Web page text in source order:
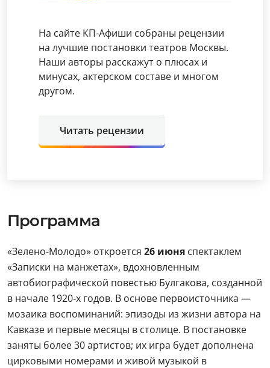
На сайте КП-Афиши собраны рецензии
на лучшие постановки театров Москвы.
Наши авторы расскажут о плюсах и
минусах, актерском составе и многом
другом.
Читать рецензии
Программа
«Зелено-Молодо» откроется 26 июня спектаклем
«Записки на манжетах», вдохновленным
автобиографической повестью Булгакова, созданной
в начале 1920‑х годов. В основе первоисточника —
мозаика воспоминаний: эпизоды из жизни автора на
Кавказе и первые месяцы в столице. В постановке
заняты более 30 артистов; их игра будет дополнена
цирковыми номерами и живой музыкой в